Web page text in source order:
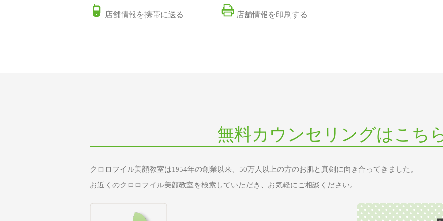
店舗情報を携帯に送る 店舗情報を印刷する
無料カウンセリングはこち
クロロフイル美顔教室は1954年の創業以来、50万人以上の方のお肌と真剣に向き合ってきました。
お近くのクロロフイル美顔教室を検索していただき、お気軽にご相談ください。